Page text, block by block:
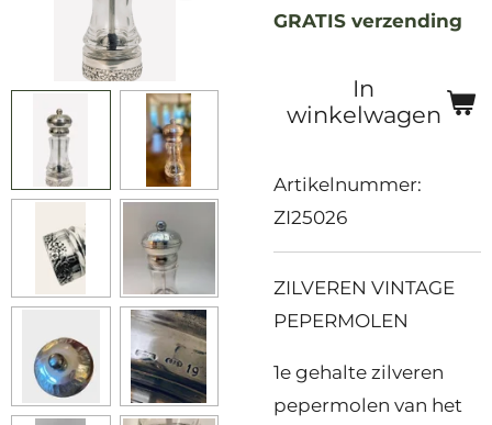
GRATIS verzending
In
winkelwagen
Artikelnummer:
ZI25026
ZILVEREN VINTAGE
PEPERMOLEN
1e gehalte zilveren
pepermolen van het